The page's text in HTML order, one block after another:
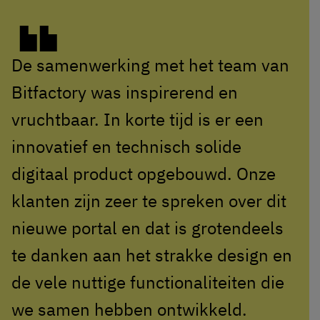
De samenwerking met het team van
Bitfactory was inspirerend en
vruchtbaar. In korte tijd is er een
innovatief en technisch solide
digitaal product opgebouwd. Onze
klanten zijn zeer te spreken over dit
nieuwe portal en dat is grotendeels
te danken aan het strakke design en
de vele nuttige functionaliteiten die
we samen hebben ontwikkeld.